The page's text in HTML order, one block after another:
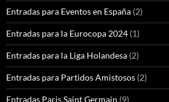
Entradas para Eventos en España (2)
Entradas para la Eurocopa 2024 (1)
Entradas para la Liga Holandesa (2)
Entradas para Partidos Amistosos (2)
Entradas Paris Saint Germain (9)